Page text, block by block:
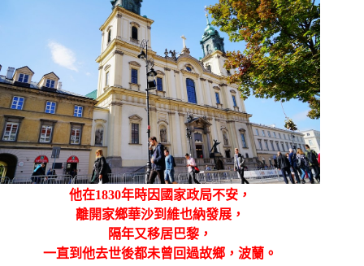
他在1830年時因國家政局不安，
離開家鄉華沙到維也納發展，
隔年又移居巴黎，
一直到他去世後都未曾回過故鄉，波蘭。